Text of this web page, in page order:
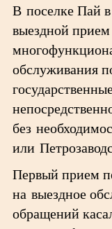
В поселке Пай
выездной
обслуживания
без
или
Первый прием
на выездное
обращений